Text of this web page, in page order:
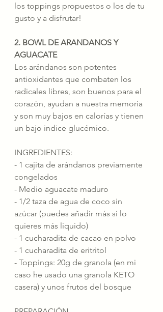
los toppings propuestos o los de tu
gusto y a disfrutar!
2. BOWL DE ARANDANOS Y
AGUACATE
Los arándanos son potentes
antioxidantes que combaten los
radicales libres, son buenos para el
corazón, ayudan a nuestra memoria
y son muy bajos en calorías y tienen
un bajo indice glucémico.
INGREDIENTES:
- 1 cajita de arándanos previamente
congelados
- Medio aguacate maduro
- 1/2 taza de agua de coco sin
azúcar (puedes añadir más si lo
quieres más liquido)
- 1 cucharadita de cacao en polvo
- 1 cucharadita de eritritol
- Toppings: 20g de granola (en mi
caso he usado una granola KETO
casera) y unos frutos del bosque